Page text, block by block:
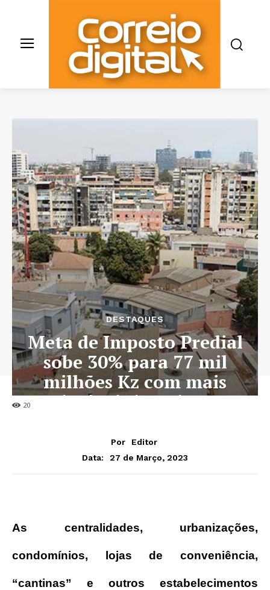
20
DESTAQUES
Meta de Imposto Predial
sobe 30% para 77 mil
milhões Kz com mais
imóveis inscritos
Por
Editor
Data:
27 de Março, 2023
As centralidades, urbanizações,
condomínios, lojas de conveniência,
“cantinas” e outros estabelecimentos